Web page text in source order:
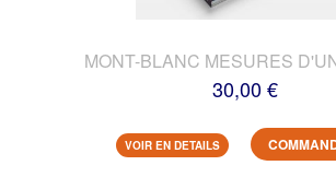
MONT-BLANC MESURES
30,00 €
VOIR EN DETAILS